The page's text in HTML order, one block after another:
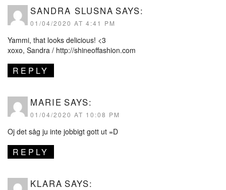
SANDRA SLUSNA SAYS:
01/04/2020 AT 4:41 PM
Yammi, that looks delicious! <3
xoxo, Sandra / http://shineoffashion.com
REPLY
MARIE SAYS:
01/04/2020 AT 10:08 PM
Oj det såg ju inte jobbigt gott ut =D
REPLY
KLARA SAYS: